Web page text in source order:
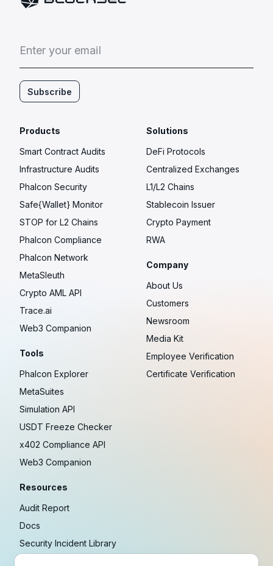
Enter your email
Subscribe
Products
Smart Contract Audits
Infrastructure Audits
Phalcon Security
Safe{Wallet} Monitor
STOP for L2 Chains
Phalcon Compliance
Phalcon Network
MetaSleuth
Crypto AML API
Trace.ai
Web3 Companion
Tools
Phalcon Explorer
MetaSuites
Simulation API
USDT Freeze Checker
x402 Compliance API
Web3 Companion
Resources
Audit Report
Docs
Security Incident Library
Solutions
DeFi Protocols
Centralized Exchanges
L1/L2 Chains
Stablecoin Issuer
Crypto Payment
RWA
Company
About Us
Customers
Newsroom
Media Kit
Employee Verification
Certificate Verification